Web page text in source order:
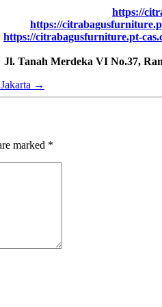
https://
https://
https://citrabagusfurniture.pt-
Jl. Tanah Merdeka VI No.37,
→
marked *